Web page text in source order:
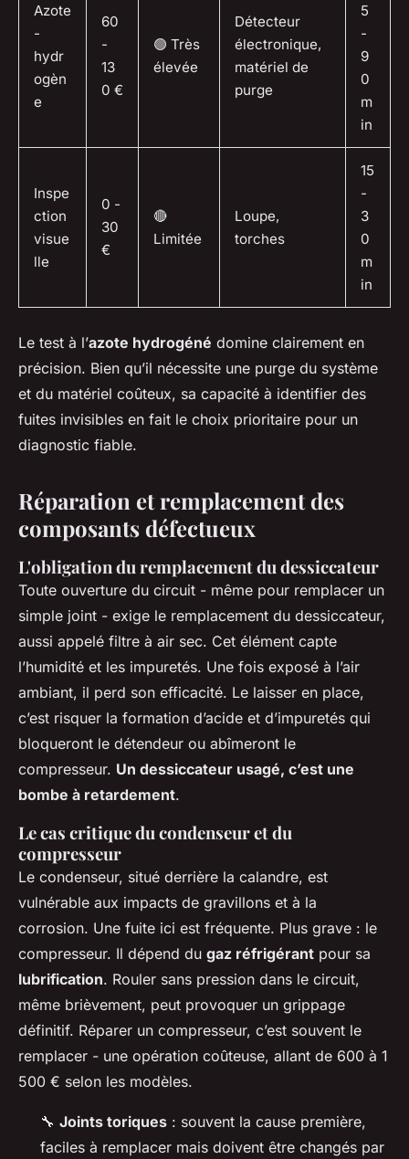
Azote
-
hydr
ogèn
e
60
-
13
0 €
🟢 Très
élevée
Détecteur
électronique,
matériel de
purge
5
-
9
0
m
in
Inspe
ction
visue
lle
0 -
30
€
🔴
Limitée
Loupe,
torches
15
-
3
0
m
in
Le test à l’azote hydrogéné domine clairement en
précision. Bien qu’il nécessite une purge du système
et du matériel coûteux, sa capacité à identifier des
fuites invisibles en fait le choix prioritaire pour un
diagnostic fiable.
Réparation et remplacement des
composants défectueux
L'obligation du remplacement du dessiccateur
Toute ouverture du circuit - même pour remplacer un
simple joint - exige le remplacement du dessiccateur,
aussi appelé filtre à air sec. Cet élément capte
l’humidité et les impuretés. Une fois exposé à l’air
ambiant, il perd son efficacité. Le laisser en place,
c’est risquer la formation d’acide et d’impuretés qui
bloqueront le détendeur ou abîmeront le
compresseur. Un dessiccateur usagé, c’est une
bombe à retardement.
Le cas critique du condenseur et du
compresseur
Le condenseur, situé derrière la calandre, est
vulnérable aux impacts de gravillons et à la
corrosion. Une fuite ici est fréquente. Plus grave : le
compresseur. Il dépend du gaz réfrigérant pour sa
lubrification. Rouler sans pression dans le circuit,
même brièvement, peut provoquer un grippage
définitif. Réparer un compresseur, c’est souvent le
remplacer - une opération coûteuse, allant de 600 à 1
500 € selon les modèles.
🔧 Joints toriques : souvent la cause première,
faciles à remplacer mais doivent être changés par